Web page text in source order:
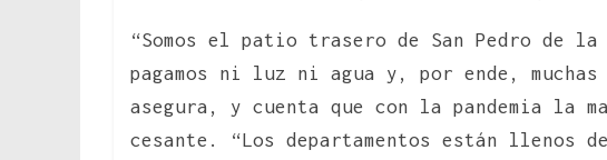
“Somos el patio trasero de San Pedro de
pagamos ni luz ni agua y, por ende,
asegura, y cuenta que con la pandemia la
cesante. “Los departamentos están llenos